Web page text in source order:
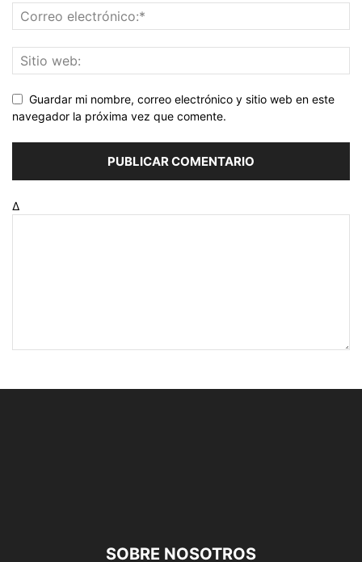
Guardar mi nombre, correo electrónico y sitio web en este
navegador la próxima vez que comente.
Δ
SOBRE NOSOTROS